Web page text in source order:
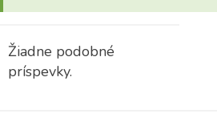
Žiadne podobné
príspevky.